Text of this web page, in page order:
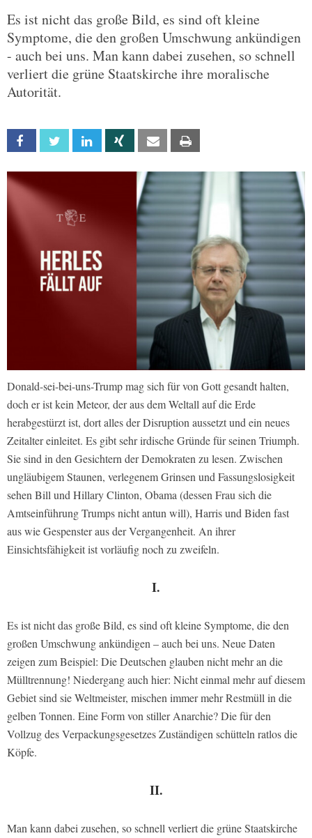
Es ist nicht das große Bild, es sind oft kleine
Symptome, die den großen Umschwung ankündigen
- auch bei uns. Man kann dabei zusehen, so schnell
verliert die grüne Staatskirche ihre moralische
Autorität.
Facebook Twitter Linkedin Xing Email
Donald-sei-bei-uns-Trump mag sich für von Gott gesandt halten,
doch er ist kein Meteor, der aus dem Weltall auf die Erde
herabgestürzt ist, dort alles der Disruption aussetzt und ein neues
Zeitalter einleitet. Es gibt sehr irdische Gründe für seinen Triumph.
Sie sind in den Gesichtern der Demokraten zu lesen. Zwischen
ungläubigem Staunen, verlegenem Grinsen und Fassungslosigkeit
sehen Bill und Hillary Clinton, Obama (dessen Frau sich die
Amtseinführung Trumps nicht antun will), Harris und Biden fast
aus wie Gespenster aus der Vergangenheit. An ihrer
Einsichtsfähigkeit ist vorläufig noch zu zweifeln.
I.
Es ist nicht das große Bild, es sind oft kleine Symptome, die den
großen Umschwung ankündigen – auch bei uns. Neue Daten
zeigen zum Beispiel: Die Deutschen glauben nicht mehr an die
Mülltrennung! Niedergang auch hier: Nicht einmal mehr auf diesem
Gebiet sind sie Weltmeister, mischen immer mehr Restmüll in die
gelben Tonnen. Eine Form von stiller Anarchie? Die für den
Vollzug des Verpackungsgesetzes Zuständigen schütteln ratlos die
Köpfe.
II.
Man kann dabei zusehen, so schnell verliert die grüne Staatskirche